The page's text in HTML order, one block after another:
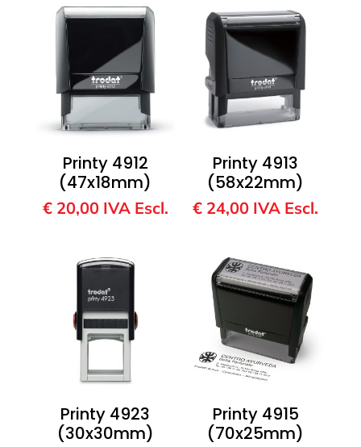
Printy 4912
(47x18mm)
€20,00 IVA Escl.
Printy 4913
(58x22mm)
€ 24,00 IVA Escl.
Printy 4923
(30x30mm)
Printy 4915
(70x25mm)